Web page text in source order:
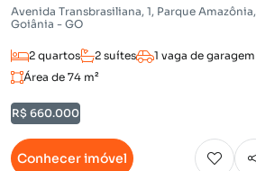
Avenida Transbrasiliana, 1, Parque Amazônia,
Goiânia - GO
2 quartos 2 suítes
1 vaga de garagem
Área de 74 m²
R$ 660.000
Conhecer imóvel